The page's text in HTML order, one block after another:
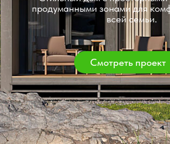
Московская область, Наро-Фоминск, д. Елагино
Дом "Путешественник"